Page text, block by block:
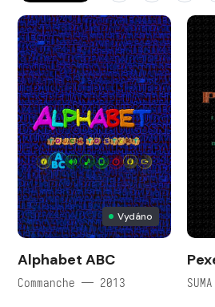
Vydáno
Alphabet ABC
Commanche — 2013